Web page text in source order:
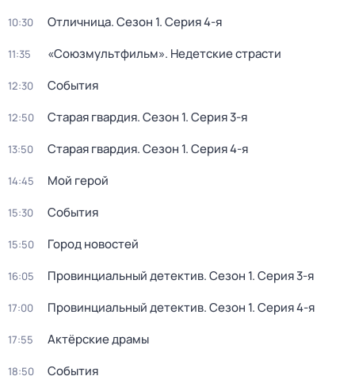
10:30 Отличница. Сезон 1. Серия 4-я
11:35 «Союзмультфильм». Недетские страсти
12:30 События
12:50 Старая гвардия. Сезон 1. Серия 3-я
13:50 Старая гвардия. Сезон 1. Серия 4-я
14:45 Мой герой
15:30 События
15:50 Город новостей
16:05 Провинциальный детектив. Сезон 1. Серия 3-я
17:00 Провинциальный детектив. Сезон 1. Серия 4-я
17:55 Актёрские драмы
18:50 События